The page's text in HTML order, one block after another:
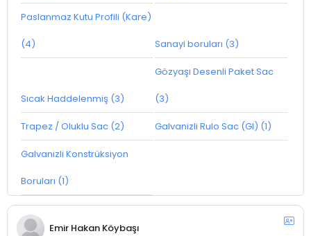
Paslanmaz Kutu Profili (Kare)
(4) Sanayi boruları (3)
Sıcak Haddelenmiş (3)
Gözyaşı Desenli Paket Sac
(3)
Trapez / Oluklu Sac (2) Galvanizli Rulo Sac (GI) (1)
Galvanizli Konstrüksiyon
Boruları (1)
Emir Hakan Köybaşı